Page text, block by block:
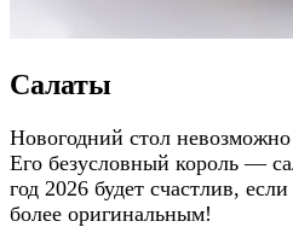
Салаты
Новогодний стол невозможно
Его безусловный король —
год 2026 будет счастлив,
более оригинальным!